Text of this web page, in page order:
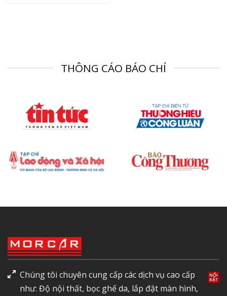
THÔNG CÁO BÁO CHÍ
Chúng tôi chuyên cung cấp các dịch vụ cao cấp
như: Độ nội thất, bọc ghế da, lắp đặt màn hình,